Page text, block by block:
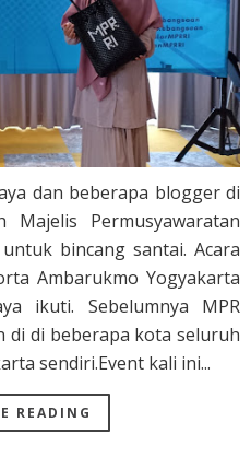
dan beberapa blogger di
Majelis Permusyawaratan
bincang santai. Acara
Ambarukmo Yogyakarta
ikuti. Sebelumnya MPR
di di beberapa kota seluruh
sendiri.Event kali ini...
READING